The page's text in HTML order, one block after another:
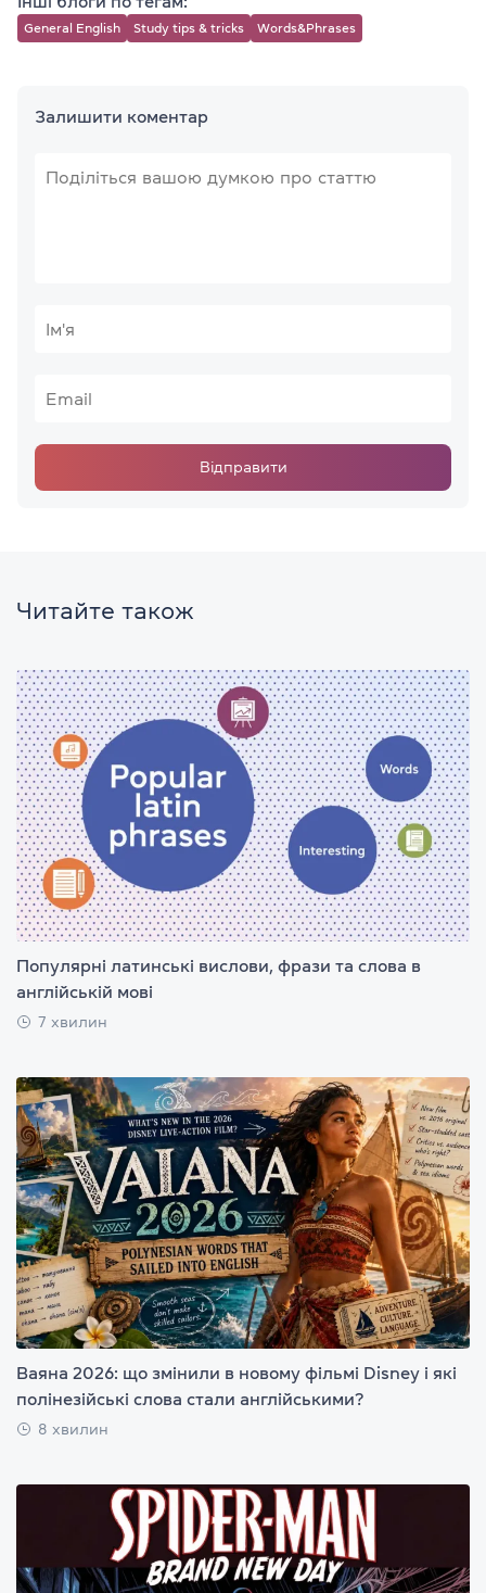
General English Study tips & tricks Words&Phrases
Залишити коментар
Відправити
Читайте також
Популярні латинські вислови, фрази та слова в
англійській мові
7 хвилин
Ваяна 2026: що змінили в новому фільмі Disney і які
полінезійські слова стали англійськими?
8 хвилин